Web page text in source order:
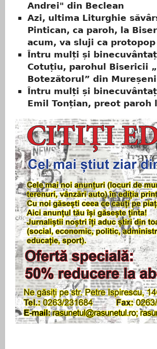
Andrei" din Beclean
Azi, ultima Liturghie
Pintican, ca paroh, la
acum, va sluji ca
Întru mulți și
Cotuțiu, parohul Bisericii
Botezătorul” din
Întru mulți și
Emil Tonțian, preot paroh